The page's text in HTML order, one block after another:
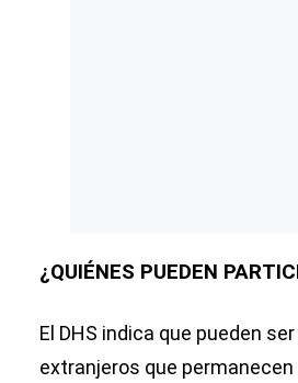
¿QUIÉNES PUEDEN
El DHS indica que pueden
extranjeros que